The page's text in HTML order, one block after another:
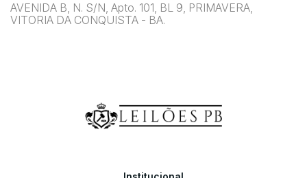
AVENIDA B, N. S/N, Apto. 101, BL 9, PRIMAVERA,
VITORIA DA CONQUISTA - BA.